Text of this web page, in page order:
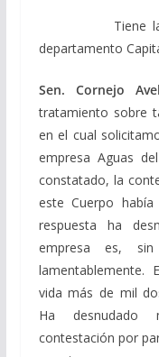
Tiene la
departamento
Sen. Cornejo
tratamiento sobre
en el cual
empresa Aguas
constatado, la
este Cuerpo
respuesta ha
empresa es,
lamentablemente.
vida más de mil
Ha desnudado
contestación por